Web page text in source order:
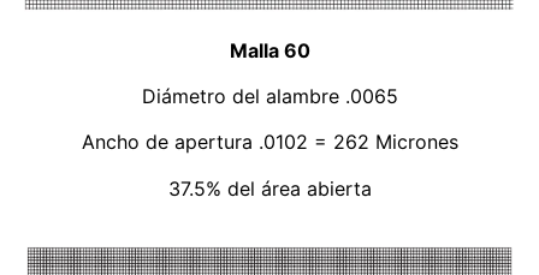
Malla 60
Diámetro del alambre .0065
Ancho de apertura .0102 = 262 Micrones
37.5% del área abierta